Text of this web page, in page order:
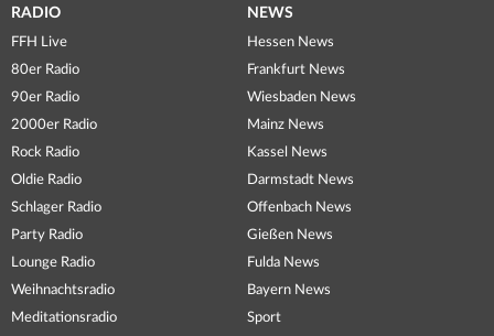
RADIO
FFH Live
80er Radio
90er Radio
2000er Radio
Rock Radio
Oldie Radio
Schlager Radio
Party Radio
Lounge Radio
Weihnachtsradio
Meditationsradio
NEWS
Hessen News
Frankfurt News
Wiesbaden News
Mainz News
Kassel News
Darmstadt News
Offenbach News
Gießen News
Fulda News
Bayern News
Sport